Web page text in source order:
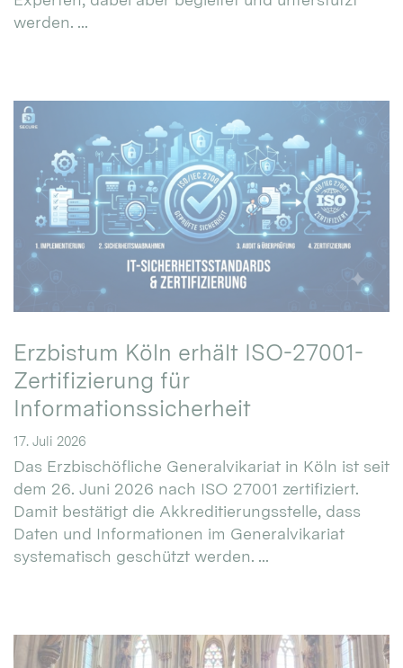
werden. ...
Erzbistum Köln erhält ISO-27001-
Zertifizierung für
Informationssicherheit
17. Juli 2026
Das Erzbischöfliche Generalvikariat in Köln ist seit
dem 26. Juni 2026 nach ISO 27001 zertifiziert.
Damit bestätigt die Akkreditierungsstelle, dass
Daten und Informationen im Generalvikariat
systematisch geschützt werden. ...